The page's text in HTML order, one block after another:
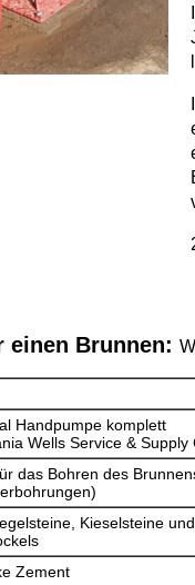
einen Brunnen:
Handpumpe komplett
Wells Service &
das Bohren des
Kieselsteine
Zement